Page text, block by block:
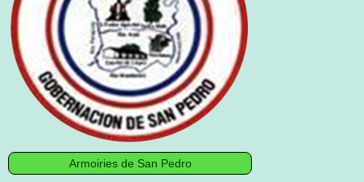
Armoiries de San Pedro